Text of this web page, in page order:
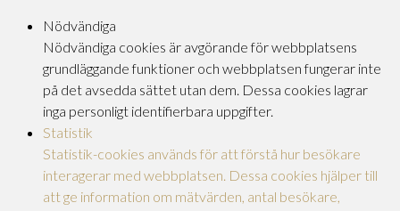
Nödvändiga
Nödvändiga cookies är avgörande för webbplatsens
grundläggande funktioner och webbplatsen fungerar inte
på det avsedda sättet utan dem. Dessa cookies lagrar
inga personligt identifierbara uppgifter.
Statistik
Statistik-cookies används för att förstå hur besökare
interagerar med webbplatsen. Dessa cookies hjälper till
att ge information om mätvärden, antal besökare,